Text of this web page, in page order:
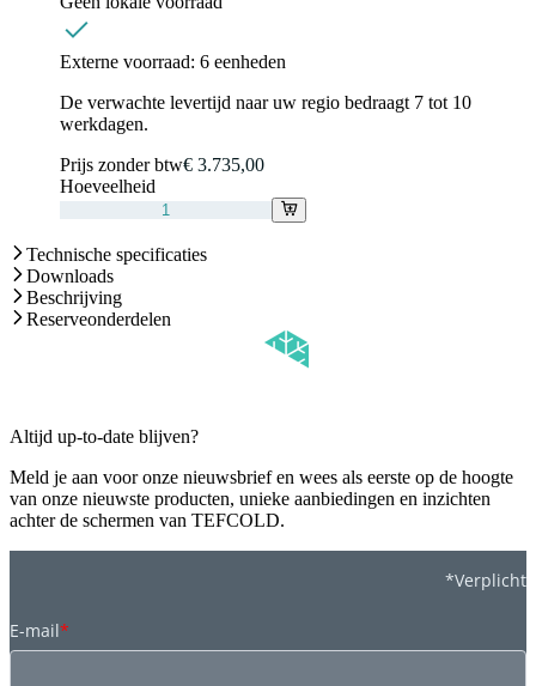
Externe voorraad: 6 eenheden
De verwachte levertijd naar uw regio bedraagt 7 tot 10
werkdagen.
Prijs zonder btw€ 3.735,00
Hoeveelheid
Technische specificaties
Downloads
Beschrijving
Reserveonderdelen
Altijd up-to-date blijven?
Meld je aan voor onze nieuwsbrief en wees als eerste op de hoogte
van onze nieuwste producten, unieke aanbiedingen en inzichten
achter de schermen van TEFCOLD.
*Verplicht
E-mail*